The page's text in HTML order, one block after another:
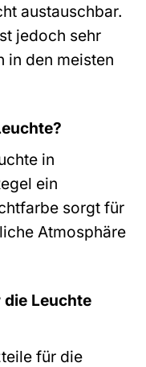
austauschbar.
jedoch sehr
in den meisten
in
ein
sorgt für
Atmosphäre
Leuchte
für die